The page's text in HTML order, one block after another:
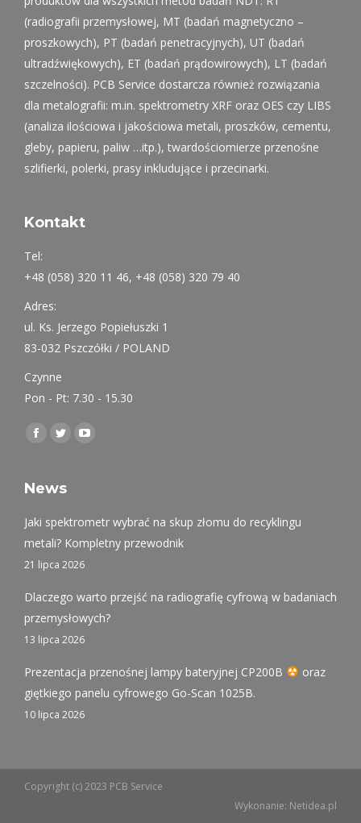
(radiografii przemysłowej, MT (badań magnetyczno –
proszkowych), PT (badań penetracyjnych), UT (badań
ultradźwiękowych), ET (badań prądowirowych), LT (badań
szczelności). PCB Service dostarcza również rozwiązania
dla metalografii: m.in. spektrometry XRF oraz OES czy LIBS
(analiza ilościowa i jakościowa metali, proszków, cementu,
gleby, papieru, paliw …itp.), twardościomierze przenośne
szlifierki, polerki, prasy inkludujące i przecinarki.
Kontakt
Tel:
+48 (058) 320 11 46, +48 (058) 320 79 40
Adres:
ul. Ks. Jerzego Popiełuszki 1
83-032 Pszczółki / POLAND
Czynne
Pon - Pt: 7.30 - 15.30
Find us on:
Facebook
opens
new
window
Twitter
opens
new
window
YouTube
new
window
News
Jaki spektrometr wybrać na skup złomu do recyklingu
metali? Kompletny przewodnik
21 lipca 2026
Dlaczego warto przejść na radiografię cyfrową w badaniach
przemysłowych?
13 lipca 2026
Prezentacja przenośnej lampy bateryjnej CP200B
oraz
giętkiego panelu cyfrowego Go-Scan 1025B.
10 lipca 2026
Copyright (c) 2023 PCB Service
Wykonanie: Netidea.pl